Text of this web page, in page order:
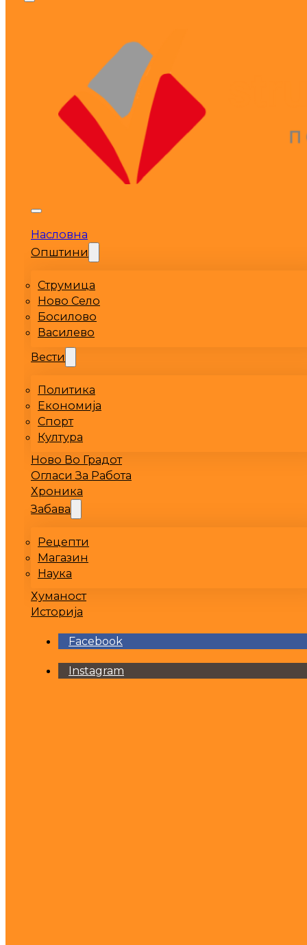
Насловна
Општини
Струмица
Ново Село
Босилово
Василево
Вести
Политика
Економија
Спорт
Култура
Ново Во Градот
Огласи За Работа
Хроника
Забава
Рецепти
Магазин
Наука
Хуманост
Историја
Facebook
Instagram